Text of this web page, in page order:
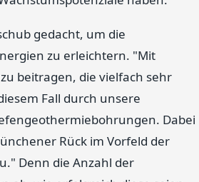
gedacht, um die
zu erleichtern. "Mit
beitragen, die vielfach sehr
Fall durch unsere
Dabei
Rück im Vorfeld der
Denn die Anzahl der